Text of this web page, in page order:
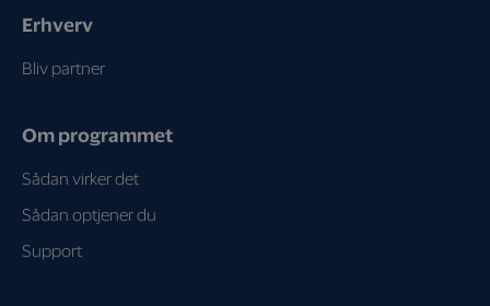
Erhverv
Bliv partner
Om programmet
Sådan virker det
Sådan optjener du
Support